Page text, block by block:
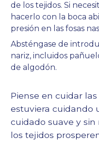
de los tejidos. Si
hacerlo con la boca
presión en las fosas
Absténgase de
nariz, incluidos
de algodón.
Piense en cuidar
estuviera cuidando
cuidado suave y
los tejidos